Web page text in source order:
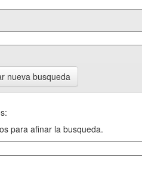
nueva busqueda
para afinar la busqueda.